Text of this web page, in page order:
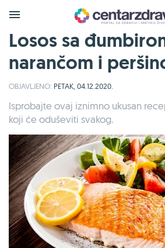
Losos sa
narančom i
OBJAVLJENO: PETAK, 04.12.2020.
Isprobajte ovaj iznimno ukusan
koji će oduševiti svakog.